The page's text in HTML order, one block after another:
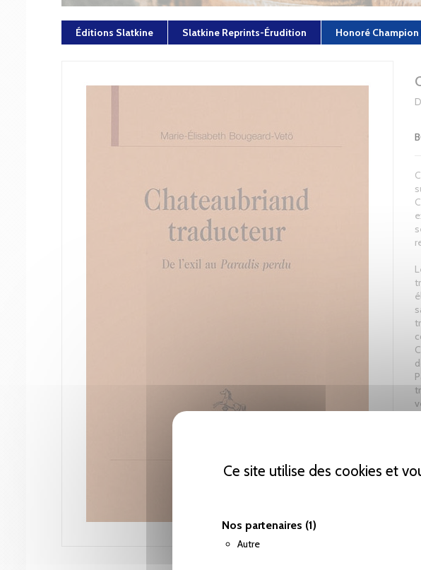
Ce site utilise des cookies et
Nos partenaires (1)
Autre
Éditions Slatkine Slatkine Reprints-Érudition Honoré